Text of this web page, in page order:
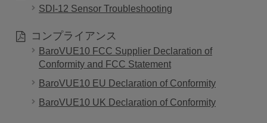
SDI-12 Sensor Troubleshooting
コンプライアンス
BaroVUE10 FCC Supplier Declaration of
Conformity and FCC Statement
BaroVUE10 EU Declaration of Conformity
BaroVUE10 UK Declaration of Conformity